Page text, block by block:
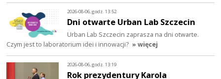
2026-08-06, godz. 13:52
Dni otwarte Urban Lab Szczecin
Urban Lab Szczecin zaprasza na dni otwarte.
Czym jest to laboratorium idei i innowacji? » więcej
2026-08-06, godz. 13:19
Rok prezydentury Karola